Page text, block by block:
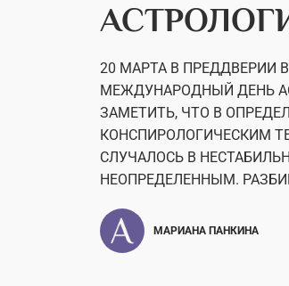
20 МАРТА В ПРЕДДВЕРИИ
МЕЖДУНАРОДНЫЙ ДЕНЬ
ЗАМЕТИТЬ, ЧТО В
КОНСПИРОЛОГИЧЕСКИМ
СЛУЧАЛОСЬ В
НЕОПРЕДЕЛЕННЫМ.
МАРИАНА ПАНКИНА